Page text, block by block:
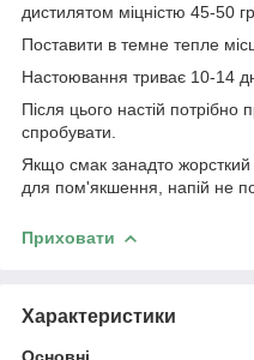
дистилятом міцністю 45-50
Поставити в темне тепле
Настоювання триває 10-14
Після цього настій потрібно
спробувати.
Якщо смак занадто жорсткий
для пом'якшення, напій не
Приховати
Характеристики
Основні